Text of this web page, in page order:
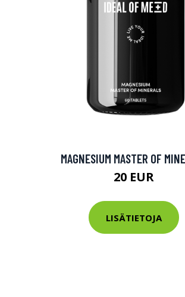
MAGNESIUM MASTER OF
20 EUR
LISÄTIETOJA